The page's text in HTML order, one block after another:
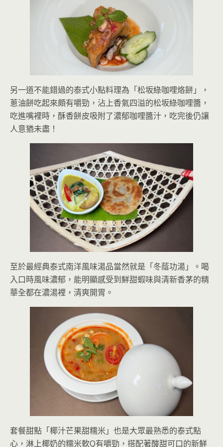
另一道不能錯過的泰式小點料理為「松坂綠咖哩烙餅」，
蔥油餅吃起來頗有嚼勁，沾上香氣四溢的松坂綠咖哩醬，
吃進嘴裡時，酥香餅皮吸附了濃郁咖哩醬汁，吃完後仍讓
人意猶未盡！
至於最經典泰式南洋風味湯品當然就是「冬蔭功湯」。喝
入口時風味濃郁，能明顯感受到鮮甜蝦味與清新香茅的精
華全都在濃湯裡，清爽開胃。
套餐甜點「椰汁芒果甜糯米」也是大眾最熟悉的泰式點
心，淋上椰奶的糯米軟Q有嚼勁，搭配著酸甜可口的新鮮